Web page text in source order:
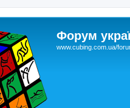
Форум
www.cubing.com.ua/